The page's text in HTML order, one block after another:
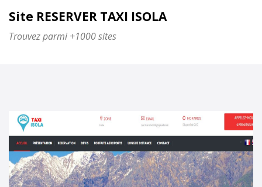
Site RESERVER TAXI ISOLA
Trouvez parmi +1000 sites